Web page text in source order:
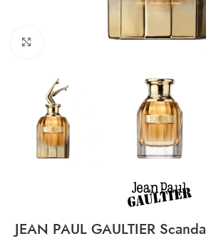
CLICK TO ENLARGE
JEAN PAUL GAULTIER